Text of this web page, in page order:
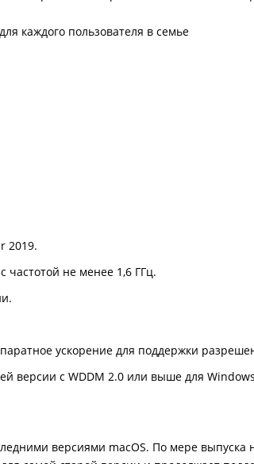
каждого пользователя в семье
2019.
не менее 1,6 ГГц.
ускорение для поддержки
версии с WDDM 2.0 или выше для
версиями macOS. По мере выпуска